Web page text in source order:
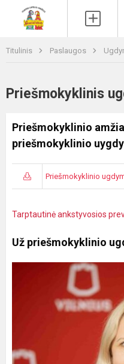
Titulinis Paslaugos
Priešmokyklinis
Priešmokyklinio
priešmokyklinio
Priešmokyklinio
Tarptautinė ankstyvosios
Už priešmokyklinio